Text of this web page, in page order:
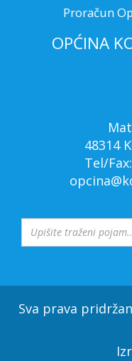
Proračun
OPĆINA
48314
Tel/
Sva prava